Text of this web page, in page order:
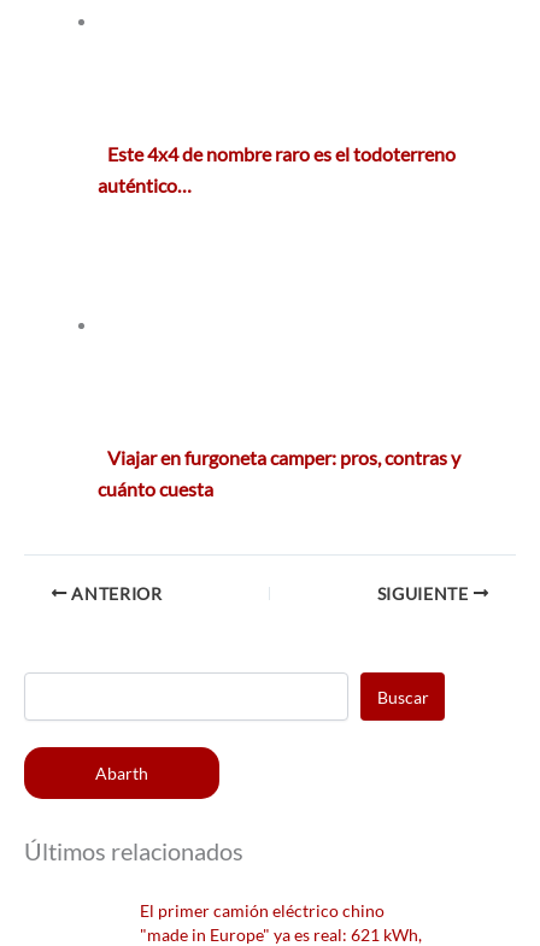
Este 4x4 de nombre raro es el todoterreno
auténtico…
Viajar en furgoneta camper: pros, contras y
cuánto cuesta
ANTERIOR SIGUIENTE
Buscar
Abarth
Últimos relacionados
El primer camión eléctrico chino
"made in Europe" ya es real: 621 kWh,